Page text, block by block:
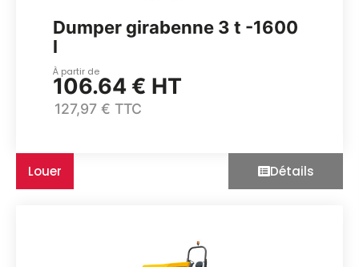
Dumper girabenne 3 t -1600
l
À partir de
106.64 € HT
127,97 € TTC
Louer Détails